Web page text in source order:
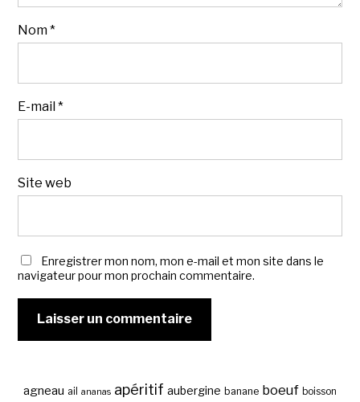
Nom*
E-mail*
Site web
Enregistrer mon nom, mon e-mail et mon site dans le
navigateur pour mon prochain commentaire.
agneau ail ananas apéritif aubergine banane boeuf boisson